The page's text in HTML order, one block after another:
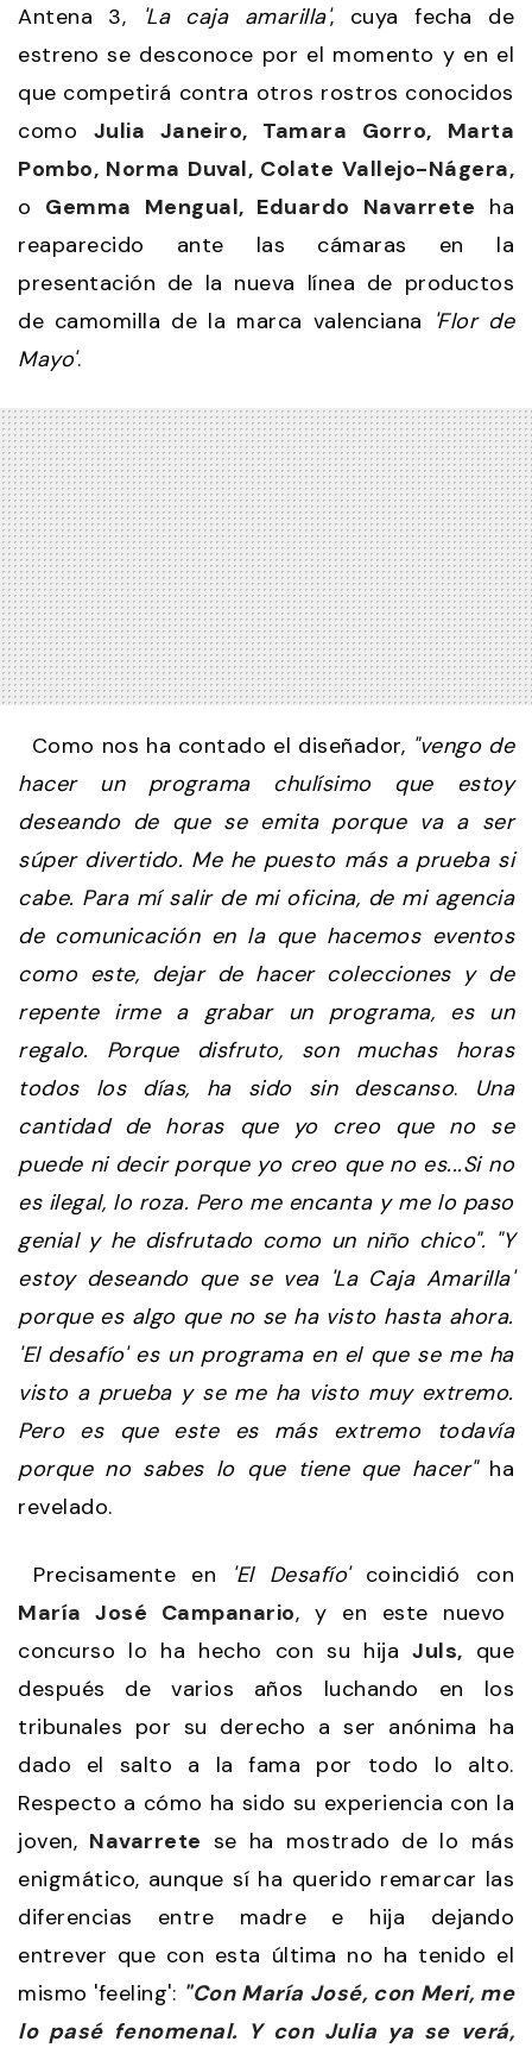
Antena 3,
'La caja amarilla', cuya fecha de
estreno se desconoce por el momento y en el
que competirá contra otros rostros conocidos
como Julia Janeiro, Tamara Gorro, Marta
Pombo, Norma Duval, Colate Vallejo-Nágera,
o Gemma Mengual, Eduardo Navarrete ha
reaparecido ante las cámaras en la
presentación de la nueva línea de productos
de camomilla de la marca valenciana 'Flor de
Mayo'.
Como nos ha contado el diseñador, "vengo de
hacer un programa chulísimo que estoy
deseando de que se emita porque va a ser
súper divertido. Me he puesto más a prueba si
cabe. Para mí salir de mi oficina, de mi agencia
de comunicación en la que hacemos eventos
como este, dejar de hacer colecciones y de
repente irme a grabar un programa, es un
regalo. Porque disfruto, son muchas horas
todos los días, ha sido sin descanso.
Una
cantidad de horas que yo creo que no se
puede ni decir porque yo creo que no es...Si no
es ilegal, lo roza. Pero me encanta y me lo paso
genial y he disfrutado como un niño chico". "Y
estoy deseando que se vea 'La Caja Amarilla'
porque es algo que no se ha visto hasta ahora.
'El desafío' es un programa en el que se me ha
visto a prueba y se me ha visto muy extremo.
Pero es que este es más extremo todavía
porque no sabes lo que tiene que hacer"ha
revelado.
Precisamente en 'El Desafío'coincidió con
María José Campanario, y en este nuevo
concurso lo ha hecho con su hija Juls, que
después de varios años luchando en los
tribunales por su derecho a ser anónima ha
dado el salto a la fama por todo lo alto.
Respecto a cómo ha sido su experiencia con la
joven, Navarrete se ha mostrado de lo más
enigmático, aunque sí ha querido remarcar las
diferencias entre madre e hija dejando
entrever que con esta última no ha tenido el
mismo 'feeling': "Con María José, con Meri, me
lo pasé fenomenal. Y con Julia ya se verá,